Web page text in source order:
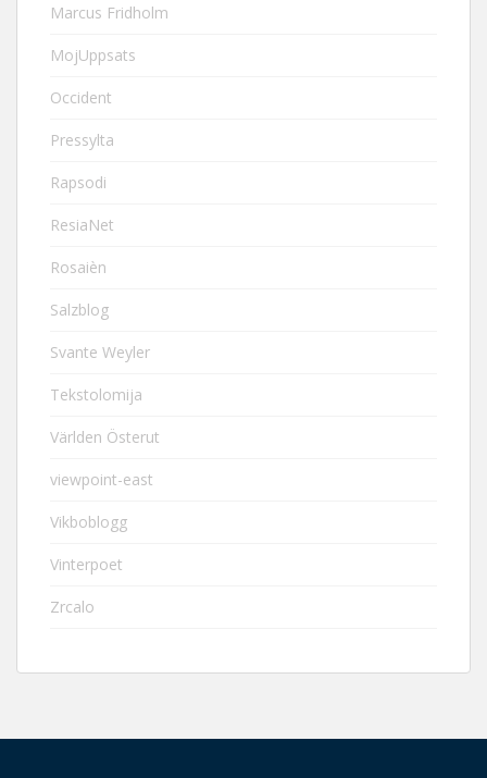
Marcus Fridholm
MojUppsats
Occident
Pressylta
Rapsodi
ResiaNet
Rosaièn
Salzblog
Svante Weyler
Tekstolomija
Världen Österut
viewpoint-east
Vikboblogg
Vinterpoet
Zrcalo